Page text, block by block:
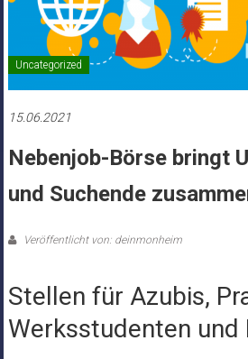
Uncategorized
15.06.2021
Nebenjob-Börse bringt
und Suchende
Veröffentlicht von: deinmonheim
Stellen für Azubis,
Werksstudenten und